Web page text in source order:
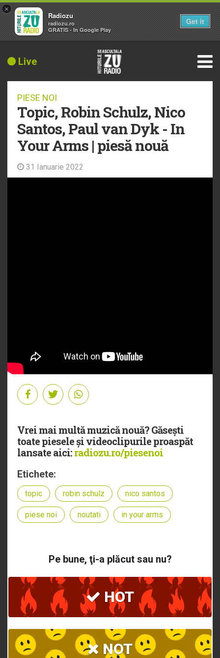
Live
PIESE NOI
Topic, Robin Schulz, Nico
Santos, Paul van Dyk - In
Your Arms | piesă nouă
31 Ianuarie 2022
Vrei mai multă muzică nouă? Găsești
toate piesele și videoclipurile proaspăt
lansate aici:radiozu.ro/piesenoi
Etichete:
topic robin schulz nico santos
piese noi noutati in your arms
Pe bune, ţi-a plăcut sau nu?
HOT
NOT
×
Radiozu
radiozu.ro
GRATIS - In Google Play
Get it